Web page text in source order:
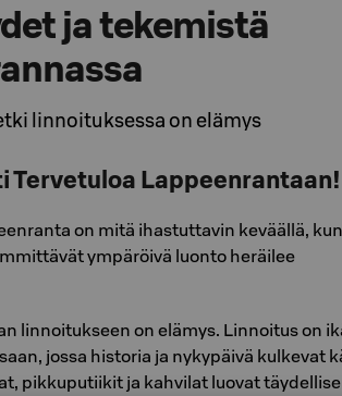
ja tekemistä
linnoituksessa on elämys
Tervetuloa Lappeenrantaan!
on mitä ihastuttavin keväällä, kun
ympäröivä luonto heräilee
linnoitukseen on elämys. Linnoitus on
jossa historia ja nykypäivä kulkevat
pikkuputiikit ja kahvilat luovat